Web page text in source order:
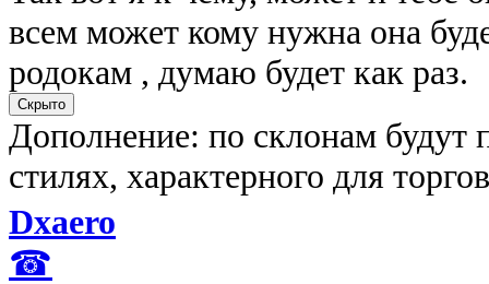
всем может кому нужна она
родокам , думаю будет как раз.
Дополнение: по склонам будут
стилях, характерного для
Dxaero
☎